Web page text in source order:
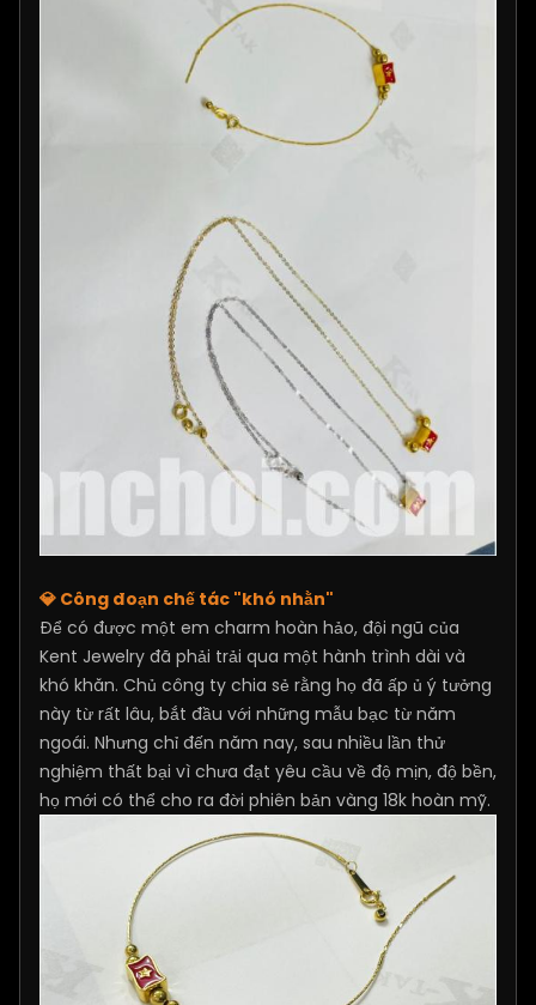
💎 Công đoạn chế tác "khó nhằn"
Để có được một em charm hoàn hảo, đội ngũ của
Kent Jewelry đã phải trải qua một hành trình dài và
khó khăn. Chủ công ty chia sẻ rằng họ đã ấp ủ ý tưởng
này từ rất lâu, bắt đầu với những mẫu bạc từ năm
ngoái. Nhưng chỉ đến năm nay, sau nhiều lần thử
nghiệm thất bại vì chưa đạt yêu cầu về độ mịn, độ bền,
họ mới có thể cho ra đời phiên bản vàng 18k hoàn mỹ.